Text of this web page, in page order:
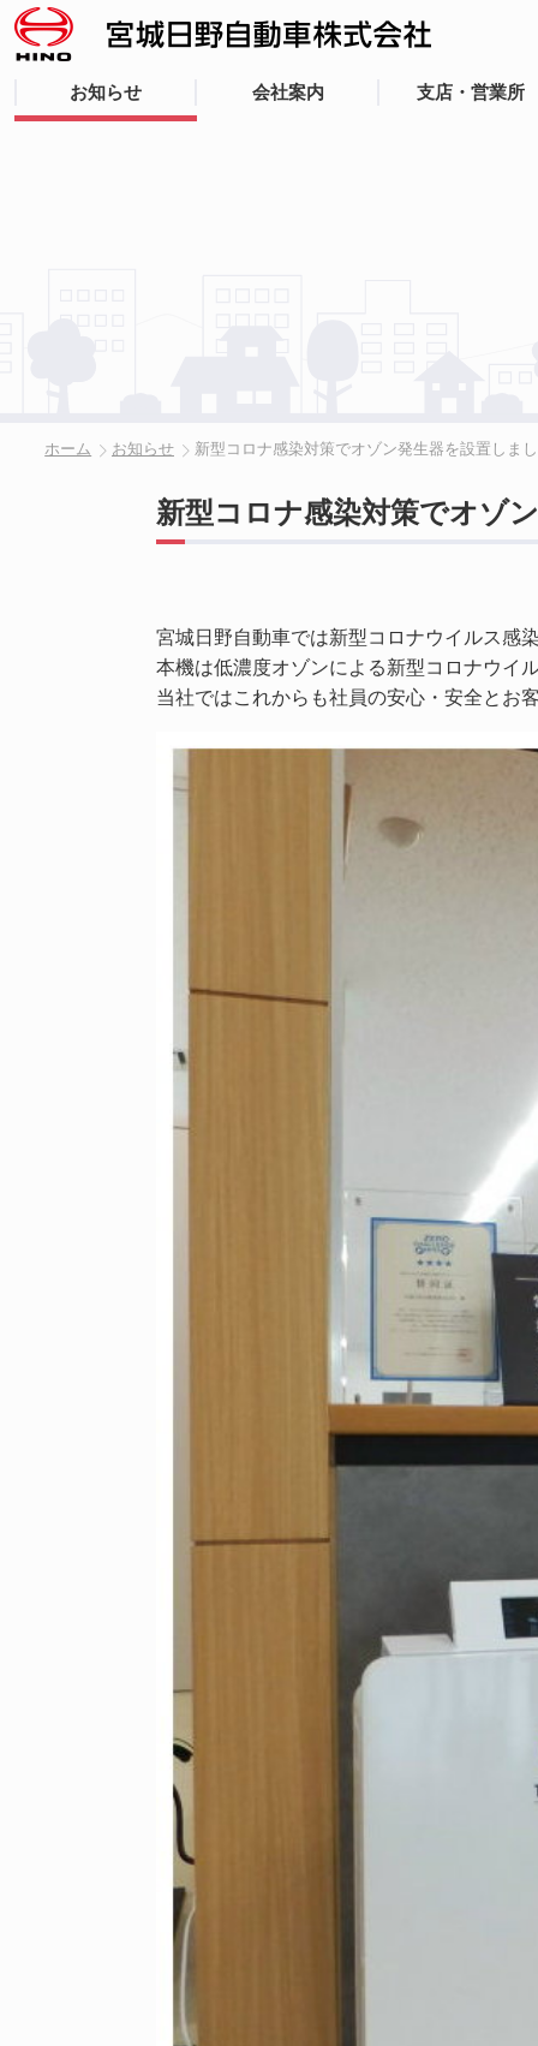
お知らせ 会社案内 支店・営業所
ホーム お知らせ 新型コロナ感染対策でオゾン発生器を設置しま
新型コロナ感染対策でオゾ
宮城日野自動車では新型コロナウイルス感
本機は低濃度オゾンによる新型コロナウイ
当社ではこれからも社員の安心・安全とお